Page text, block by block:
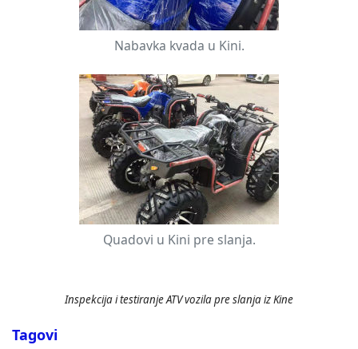
Nabavka kvada u Kini.
Quadovi u Kini pre slanja.
▶
Inspekcija i testiranje ATV vozila pre slanja iz Kine
Tagovi